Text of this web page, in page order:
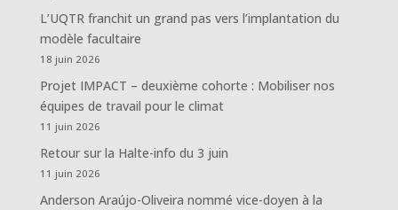
L’UQTR franchit un grand pas vers l’implantation du
modèle facultaire
18 juin 2026
Projet IMPACT – deuxième cohorte : Mobiliser nos
équipes de travail pour le climat
11 juin 2026
Retour sur la Halte-info du 3 juin
11 juin 2026
Anderson Araújo-Oliveira nommé vice-doyen à la